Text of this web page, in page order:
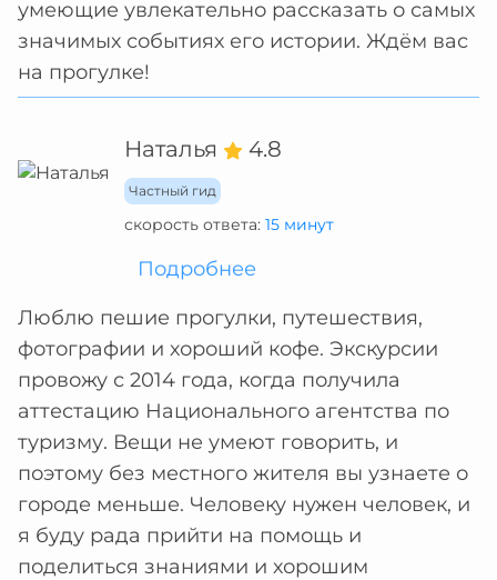
умеющие увлекательно рассказать о самых
значимых событиях его истории. Ждём вас
на прогулке!
Наталья 4.8
Частный гид
скорость ответа: 15 минут
Подробнее
Люблю пешие прогулки, путешествия,
фотографии и хороший кофе. Экскурсии
провожу с 2014 года, когда получила
аттестацию Национального агентства по
туризму. Вещи не умеют говорить, и
поэтому без местного жителя вы узнаете о
городе меньше. Человеку нужен человек, и
я буду рада прийти на помощь и
поделиться знаниями и хорошим